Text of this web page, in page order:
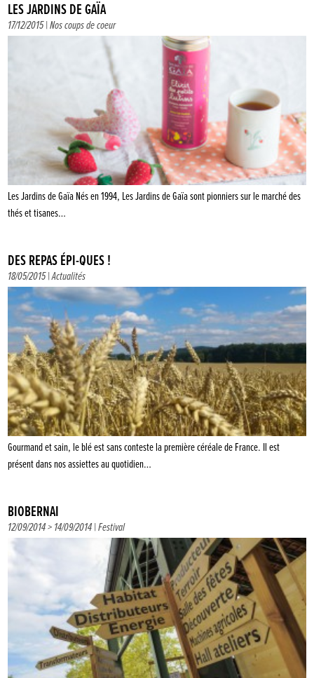
LES JARDINS DE GAÏA
17/12/2015 |Nos coups de coeur
Les Jardins de Gaïa Nés en 1994, Les Jardins de Gaïa sont pionniers sur le marché des
thés et tisanes…
DES REPAS ÉPI-QUES !
18/05/2015 |Actualités
Gourmand et sain, le blé est sans conteste la première céréale de France. Il est
présent dans nos assiettes au quotidien…
BIOBERNAI
12/09/2014 > 14/09/2014 |Festival